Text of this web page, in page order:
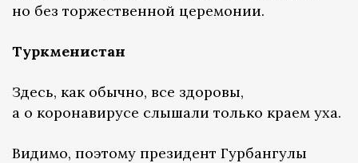
но без торжественной церемонии.
Туркменистан
Здесь, как обычно, все здоровы,
а о коронавирусе слышали только краем уха.
Видимо, поэтому президент Гурбангулы